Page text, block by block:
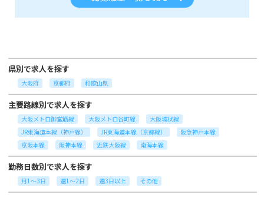
県別で求人を探す
大阪府 京都府 和歌山県
主要路線別で求人を探す
大阪メトロ御堂筋線 大阪メトロ谷町線
大阪環状線
JR東海道本線（神戸線）
JR東海道本線（京都線）
阪急神戸本線
京阪本線
阪神本線 近鉄大阪線 南海本線
勤務日数別で求人を探す
月1～3日 週1～2日 週3日以上 その他